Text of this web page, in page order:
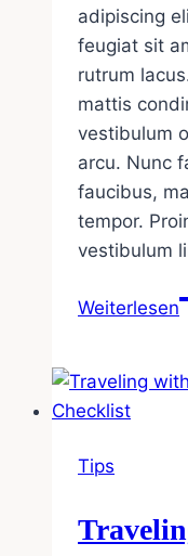
adipiscing
feugiat sit
rutrum
mattis
vestibulum
arcu. Nunc
faucibus,
tempor.
vestibulum
Weiterlesen
Tips